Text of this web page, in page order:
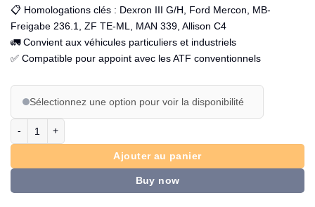
📋 Homologations clés : Dexron III G/H, Ford Mercon, MB-
Freigabe 236.1, ZF TE-ML, MAN 339, Allison C4
🚛 Convient aux véhicules particuliers et industriels
✅ Compatible pour appoint avec les ATF conventionnels
Sélectionnez une option pour voir la disponibilité
Ajouter au panier
Buy now